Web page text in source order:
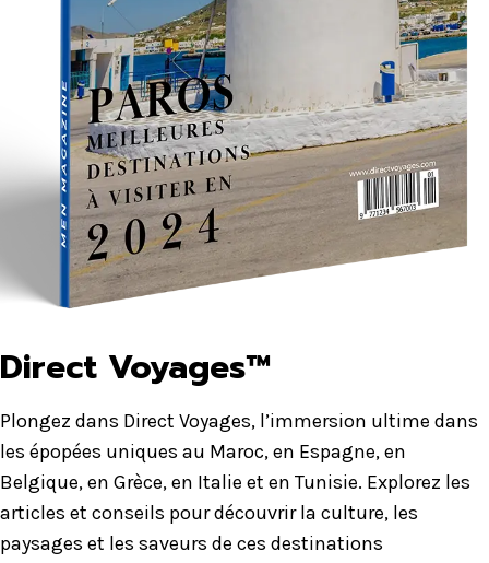
Direct Voyages™
Plongez dans Direct Voyages, l’immersion ultime dans
les épopées uniques au Maroc, en Espagne, en
Belgique, en Grèce, en Italie et en Tunisie. Explorez les
articles et conseils pour découvrir la culture, les
paysages et les saveurs de ces destinations